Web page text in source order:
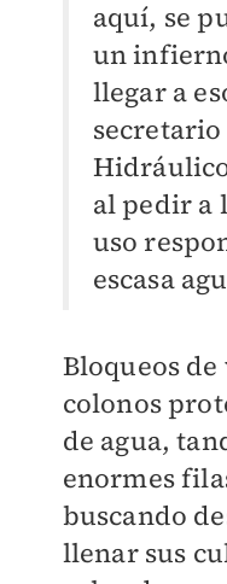
aquí, se
un
llegar a
secretario
al pedir a
uso
escasa
Bloqueos
colonos
de agua,
enormes
buscando
llenar sus